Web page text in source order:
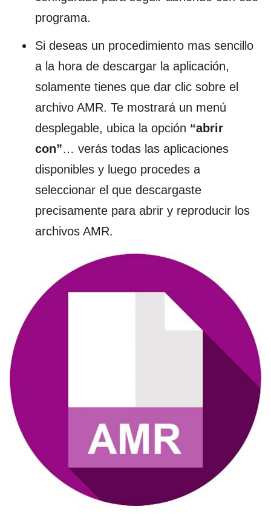
programa.
Si deseas un procedimiento mas sencillo
a la hora de descargar la aplicación,
solamente tienes que dar clic sobre el
archivo AMR. Te mostrará un menú
desplegable, ubica la opción “abrir
con”… verás todas las aplicaciones
disponibles y luego procedes a
seleccionar el que descargaste
precisamente para abrir y reproducir los
archivos AMR.